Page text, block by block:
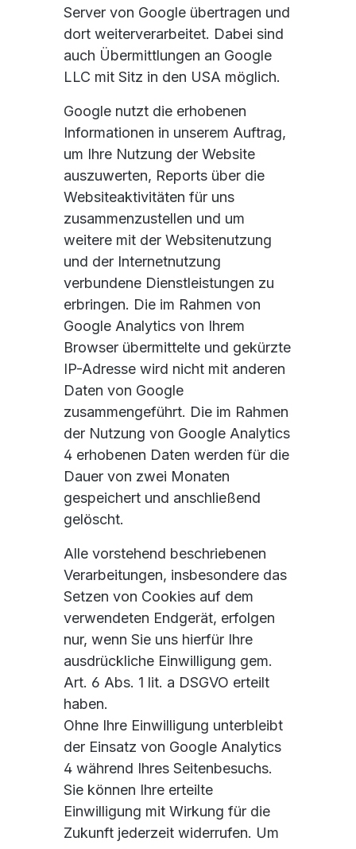
Server von Google übertragen und
dort weiterverarbeitet. Dabei sind
auch Übermittlungen an Google
LLC mit Sitz in den USA möglich.
Google nutzt die erhobenen
Informationen in unserem Auftrag,
um Ihre Nutzung der Website
auszuwerten, Reports über die
Websiteaktivitäten für uns
zusammenzustellen und um
weitere mit der Websitenutzung
und der Internetnutzung
verbundene Dienstleistungen zu
erbringen. Die im Rahmen von
Google Analytics von Ihrem
Browser übermittelte und gekürzte
IP-Adresse wird nicht mit anderen
Daten von Google
zusammengeführt. Die im Rahmen
der Nutzung von Google Analytics
4 erhobenen Daten werden für die
Dauer von zwei Monaten
gespeichert und anschließend
gelöscht.
Alle vorstehend beschriebenen
Verarbeitungen, insbesondere das
Setzen von Cookies auf dem
verwendeten Endgerät, erfolgen
nur, wenn Sie uns hierfür Ihre
ausdrückliche Einwilligung gem.
Art. 6 Abs. 1 lit. a DSGVO erteilt
haben.
Ohne Ihre Einwilligung unterbleibt
der Einsatz von Google Analytics
4 während Ihres Seitenbesuchs.
Sie können Ihre erteilte
Einwilligung mit Wirkung für die
Zukunft jederzeit widerrufen. Um